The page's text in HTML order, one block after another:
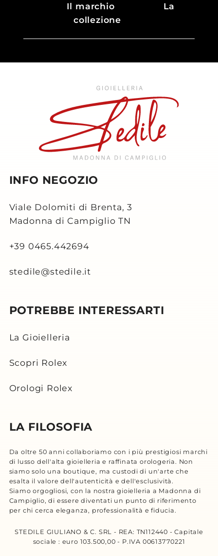
Il marchio
La
collezione
INFO NEGOZIO
Viale Dolomiti di Brenta, 3
Madonna di Campiglio TN
+39 0465.442694
stedile@stedile.it
POTREBBE INTERESSARTI
La Gioielleria
Scopri Rolex
Orologi Rolex
LA FILOSOFIA
Da oltre 50 anni collaboriamo con i più prestigiosi marchi
di lusso dell'alta gioielleria e raffinata orologeria. Non
siamo solo una boutique, ma custodi di un'arte che
esalta il valore dell'autenticità e dell'esclusività.
Siamo orgogliosi, con la nostra gioielleria a Madonna di
Campiglio, di essere diventati un punto di riferimento
per chi cerca eleganza, professionalità e fiducia.
STEDILE GIULIANO & C. SRL - REA: TN112440 - Capitale
sociale : euro 103.500,00 - P.IVA 00613770221